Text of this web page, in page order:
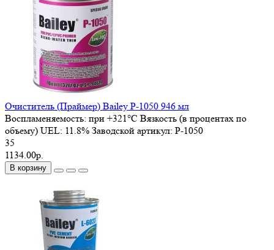
Очиститель (Праймер) Bailey P-1050 946 мл
Воспламеняемость: при +321°C Вязкость (в процентах по
объему) UEL: 11.8% Заводской артикул: P-1050
35
1134.00р.
В корзину